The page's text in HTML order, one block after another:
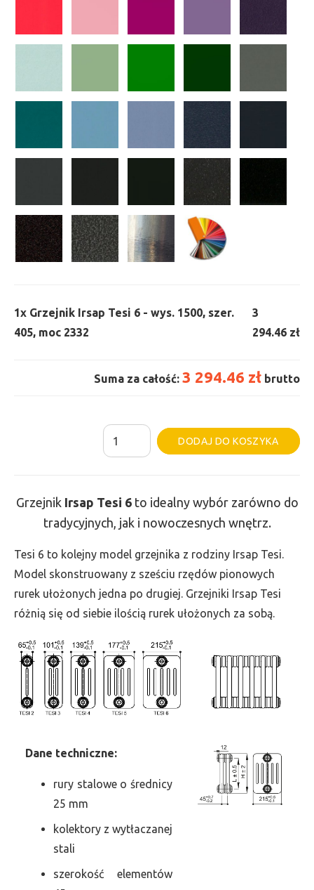
1x Grzejnik Irsap Tesi 6 - wys. 1500, szer.
405, moc 2332
3
294.46 zł
Suma za całość: 3 294.46 zł brutto
ilość
Grzejnik
wys.
1500,
szer.
405,
2332
DODAJ DO KOSZYKA
Grzejnik Irsap Tesi 6to idealny wybór zarówno do
tradycyjnych, jak i nowoczesnych wnętrz.
Tesi 6 to kolejny model grzejnika z rodziny Irsap Tesi.
Model skonstruowany z sześciu rzędów pionowych
rurek ułożonych jedna po drugiej. Grzejniki Irsap Tesi
różnią się od siebie ilością rurek ułożonych za sobą.
Dane techniczne:
rury stalowe o średnicy
25 mm
kolektory z wytłaczanej
stali
szerokość elementów